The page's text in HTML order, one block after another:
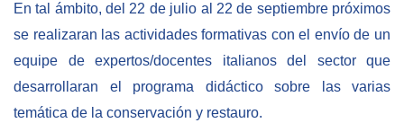
En tal ámbito, del 22 de julio al 22 de septiembre próximos
se realizaran las actividades formativas con el envío de un
equipe de expertos/docentes italianos del sector que
desarrollaran el programa didáctico sobre las varias
temática de la conservación y restauro.